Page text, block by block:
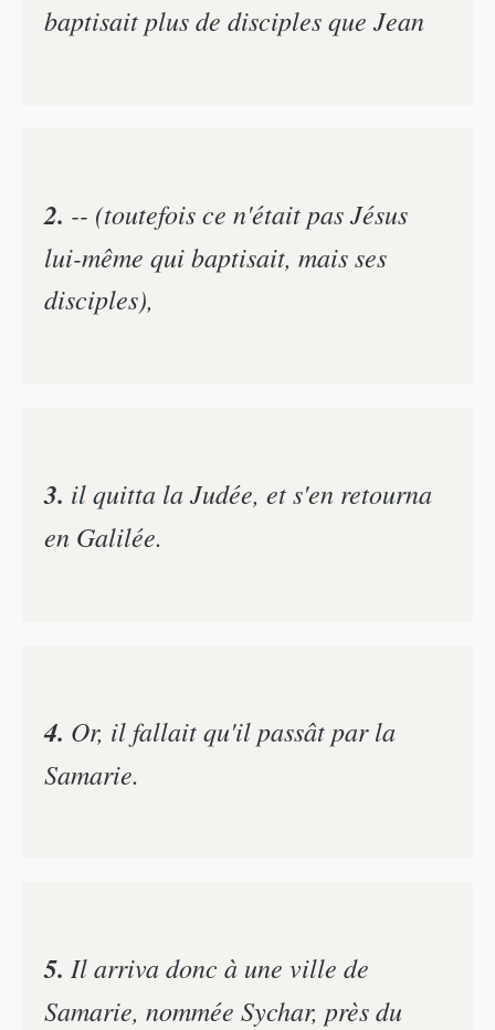
baptisait plus de disciples que Jean
2. -- (toutefois ce n'était pas Jésus
lui-même qui baptisait, mais ses
disciples),
3. il quitta la Judée, et s'en retourna
en Galilée.
4. Or, il fallait qu'il passât par la
Samarie.
5. Il arriva donc à une ville de
Samarie, nommée Sychar, près du